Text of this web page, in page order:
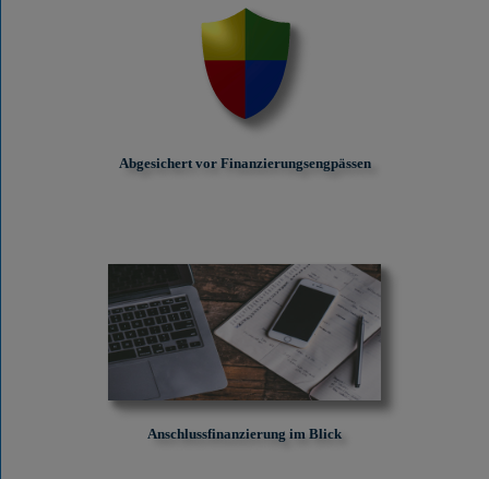
Abgesichert vor Finanzierungs­engpässen
Anschlussfinanzierung im Blick